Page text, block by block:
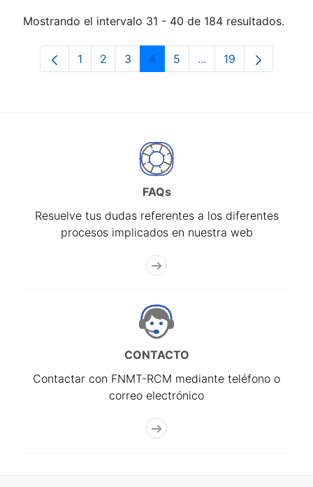
Mostrando el intervalo 31 - 40 de 184 resultados.
Página
1 Página
2 Página
3 Página
4 Página
5 ...Páginas intermedias
Página
19
FAQs
Resuelve tus dudas referentes a los diferentes
procesos implicados en nuestra web
CONTACTO
Contactar con FNMT-RCM mediante teléfono o
correo electrónico